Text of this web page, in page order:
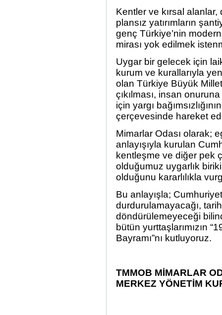
Kentler ve kırsal alanlar,
plansız yatırımların
genç Türkiye’nin
mirası yok edilmek
Uygar bir gelecek için
kurum ve kurallarıyla
olan Türkiye Büyük
çıkılması, insan
için yargı
çerçevesinde hareket
Mimarlar Odası olarak;
anlayışıyla kurulan
kentleşme ve diğer pek
olduğumuz uygarlık
olduğunu kararlılıkla
Bu anlayışla;
durdurulamayacağı,
döndürülemeyeceği
bütün yurttaşlarımızın
Bayramı”nı kutluyoruz.
TMMOB MİMARLAR
MERKEZ YÖNETİM